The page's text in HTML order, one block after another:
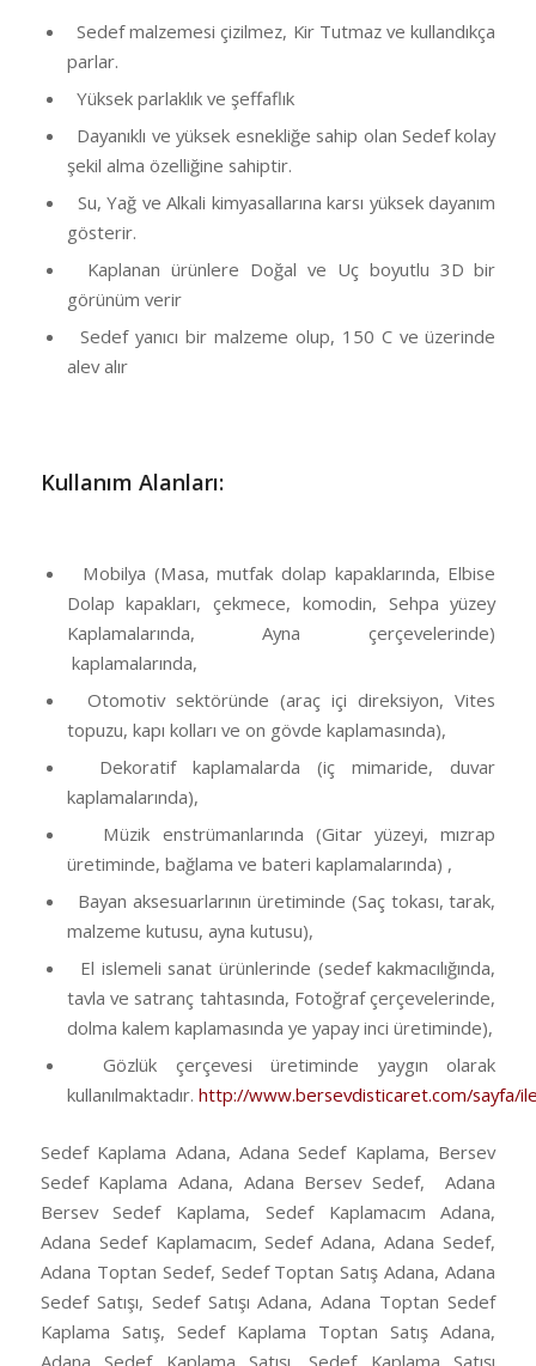
Sedef malzemesi çizilmez, Kir Tutmaz ve kullandıkça
parlar.
Yüksek parlaklık ve şeffaflık
Dayanıklı ve yüksek esnekliğe sahip olan Sedef kolay
şekil alma özelliğine sahiptir.
Su, Yağ ve Alkali kimyasallarına karsı yüksek dayanım
gösterir.
Kaplanan ürünlere Doğal ve Uç boyutlu 3D bir
görünüm verir
Sedef yanıcı bir malzeme olup, 150 C ve üzerinde
alev alır
Kullanım Alanları:
Mobilya (Masa, mutfak dolap kapaklarında, Elbise
Dolap kapakları, çekmece, komodin, Sehpa yüzey
Kaplamalarında, Ayna çerçevelerinde)
kaplamalarında,
Otomotiv sektöründe (araç içi direksiyon, Vites
topuzu, kapı kolları ve on gövde kaplamasında),
Dekoratif kaplamalarda (iç mimaride, duvar
kaplamalarında),
Müzik enstrümanlarında (Gitar yüzeyi, mızrap
üretiminde, bağlama ve bateri kaplamalarında) ,
Bayan aksesuarlarının üretiminde (Saç tokası, tarak,
malzeme kutusu, ayna kutusu),
El islemeli sanat ürünlerinde (sedef kakmacılığında,
tavla ve satranç tahtasında, Fotoğraf çerçevelerinde,
dolma kalem kaplamasında ye yapay inci üretiminde),
Gözlük çerçevesi üretiminde yaygın olarak
kullanılmaktadır. http://www.bersevdisticaret.com/sayfa/
Sedef Kaplama Adana, Adana Sedef Kaplama, Bersev
Sedef Kaplama Adana, Adana Bersev Sedef, Adana
Bersev Sedef Kaplama, Sedef Kaplamacım Adana,
Adana Sedef Kaplamacım, Sedef Adana, Adana Sedef,
Adana Toptan Sedef, Sedef Toptan Satış Adana, Adana
Sedef Satışı, Sedef Satışı Adana, Adana Toptan Sedef
Kaplama Satış, Sedef Kaplama Toptan Satış Adana,
Adana Sedef Kaplama Satışı, Sedef Kaplama Satışı